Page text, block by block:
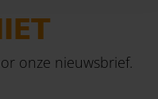
onze nieuwsbrief.